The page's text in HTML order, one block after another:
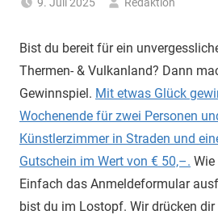
Bist du bereit für ein
Thermen- & Vulkanland? Dann
Gewinnspiel. Mit etwas Glück
Wochenende für zwei Personen
Künstlerzimmer in Straden und
Gutschein im Wert von € 50,–.
Einfach das Anmeldeformular
bist du im Lostopf. Wir drücken dir